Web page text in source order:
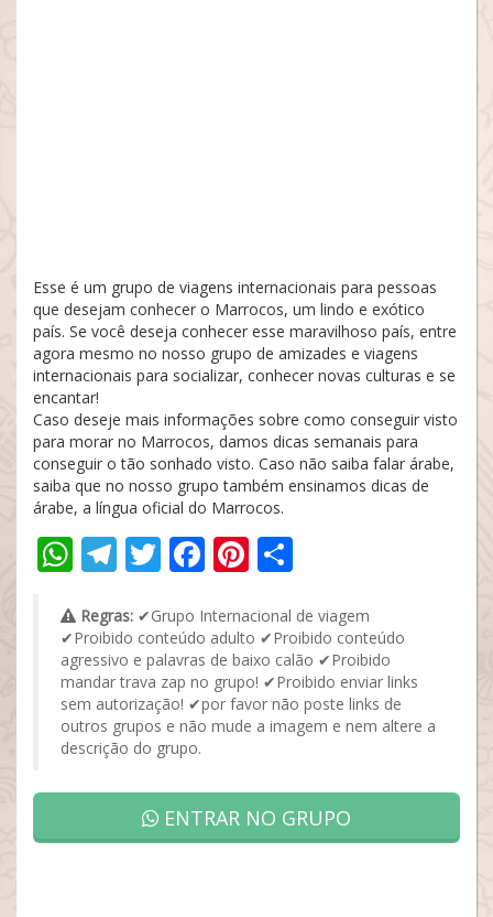
Esse é um grupo de viagens internacionais para pessoas
que desejam conhecer o Marrocos, um lindo e exótico
país. Se você deseja conhecer esse maravilhoso país, entre
agora mesmo no nosso grupo de amizades e viagens
internacionais para socializar, conhecer novas culturas e se
encantar!
Caso deseje mais informações sobre como conseguir visto
para morar no Marrocos, damos dicas semanais para
conseguir o tão sonhado visto. Caso não saiba falar árabe,
saiba que no nosso grupo também ensinamos dicas de
árabe, a língua oficial do Marrocos.
WhatsApp
Telegram
Twitter
Facebook
Pinterest
Regras: ✔Grupo Internacional de viagem
✔Proibido conteúdo adulto ✔Proibido conteúdo
agressivo e palavras de baixo calão ✔Proibido
mandar trava zap no grupo! ✔Proibido enviar links
sem autorização! ✔por favor não poste links de
outros grupos e não mude a imagem e nem altere a
descrição do grupo.
ENTRAR NO GRUPO